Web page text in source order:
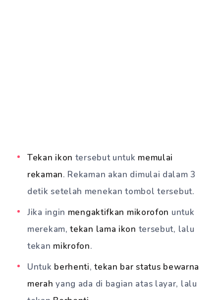
Tekan ikon tersebut untuk memulai
rekaman. Rekaman akan dimulai dalam 3
detik setelah menekan tombol tersebut.
Jika ingin mengaktifkan mikorofon untuk
merekam,tekan lama ikon tersebut, lalu
tekan mikrofon.
Untuk berhenti,tekan bar status bewarna
merah yang ada di bagian atas layar, lalu